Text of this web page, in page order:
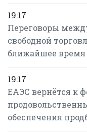
19:17
Переговоры
свободной
ближайшее
19:17
ЕАЭС вернётся к
обеспечения